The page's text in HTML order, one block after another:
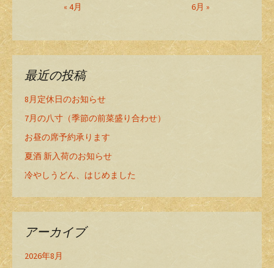
« 4月 6月 »
最近の投稿
8月定休日のお知らせ
7月の八寸（季節の前菜盛り合わせ）
お昼の席予約承ります
夏酒 新入荷のお知らせ
冷やしうどん、はじめました
アーカイブ
2026年8月